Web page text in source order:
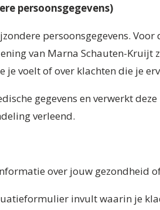
persoonsgegevens)
persoonsgegevens.
van Marna Schauten-
voelt of over klachten die je
gegevens en verwerkt
verleend.
over jouw gezondheid
invult waarin je